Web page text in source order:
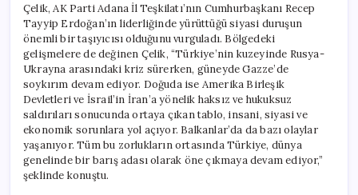
Çelik, AK Parti Adana İl Teşkilatı’nın Cumhurbaşkanı Recep
Tayyip Erdoğan’ın liderliğinde yürüttüğü siyasi duruşun
önemli bir taşıyıcısı olduğunu vurguladı. Bölgedeki
gelişmelere de değinen Çelik, “Türkiye’nin kuzeyinde Rusya-
Ukrayna arasındaki kriz sürerken, güneyde Gazze’de
soykırım devam ediyor. Doğuda ise Amerika Birleşik
Devletleri ve İsrail’in İran’a yönelik haksız ve hukuksuz
saldırıları sonucunda ortaya çıkan tablo, insani, siyasi ve
ekonomik sorunlara yol açıyor. Balkanlar’da da bazı olaylar
yaşanıyor. Tüm bu zorlukların ortasında Türkiye, dünya
genelinde bir barış adası olarak öne çıkmaya devam ediyor,”
şeklinde konuştu.